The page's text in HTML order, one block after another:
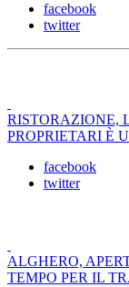
facebook
twitter
RISTORAZIONE,
PROPRIETARI È
facebook
twitter
ALGHERO,
TEMPO PER IL